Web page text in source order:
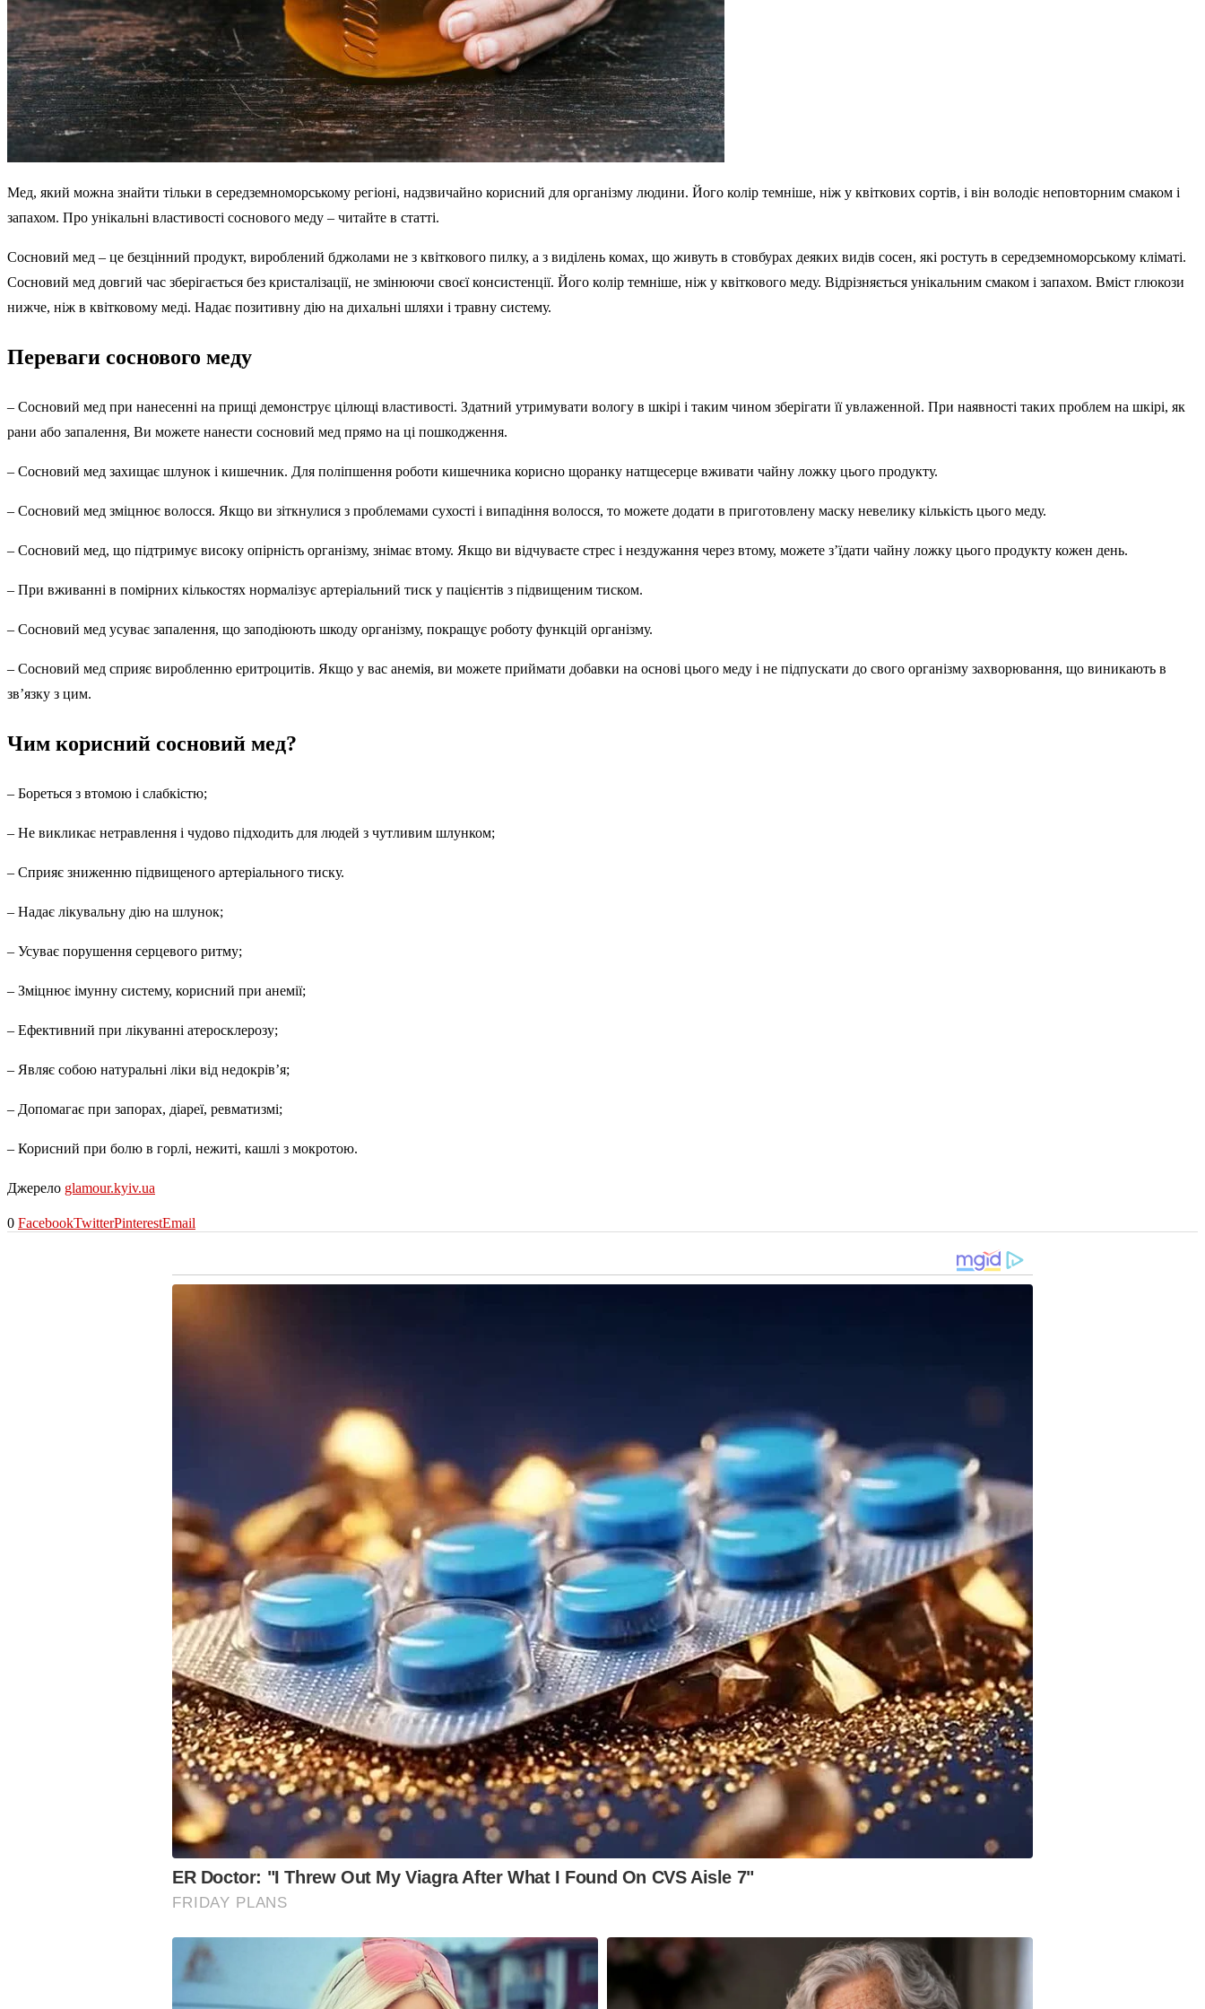
Мед, який можна знайти тільки в середземноморському регіоні, надзвичайно корисний для організму людини. Його колір темніше, ніж у квіткових сортів, і він володіє неповторним смаком і
запахом. Про унікальні властивості соснового меду – читайте в статті.
Сосновий мед – це безцінний продукт, вироблений бджолами не з квіткового пилку, а з виділень комах, що живуть в стовбурах деяких видів сосен, які ростуть в середземноморському кліматі.
Сосновий мед довгий час зберігається без кристалізації, не змінюючи своєї консистенції. Його колір темніше, ніж у квіткового меду. Відрізняється унікальним смаком і запахом. Вміст глюкози
нижче, ніж в квітковому меді. Надає позитивну дію на дихальні шляхи і травну систему.
Переваги соснового меду
– Сосновий мед при нанесенні на прищі демонструє цілющі властивості. Здатний утримувати вологу в шкірі і таким чином зберігати її увлаженной. При наявності таких проблем на шкірі, як
рани або запалення, Ви можете нанести сосновий мед прямо на ці пошкодження.
– Сосновий мед захищає шлунок і кишечник. Для поліпшення роботи кишечника корисно щоранку натщесерце вживати чайну ложку цього продукту.
– Сосновий мед зміцнює волосся. Якщо ви зіткнулися з проблемами сухості і випадіння волосся, то можете додати в приготовлену маску невелику кількість цього меду.
– Сосновий мед, що підтримує високу опірність організму, знімає втому. Якщо ви відчуваєте стрес і нездужання через втому, можете з’їдати чайну ложку цього продукту кожен день.
– При вживанні в помірних кількостях нормалізує артеріальний тиск у пацієнтів з підвищеним тиском.
– Сосновий мед усуває запалення, що заподіюють шкоду організму, покращує роботу функцій організму.
– Сосновий мед сприяє виробленню еритроцитів. Якщо у вас анемія, ви можете приймати добавки на основі цього меду і не підпускати до свого організму захворювання, що виникають в
зв’язку з цим.
Чим корисний сосновий мед?
– Бореться з втомою і слабкістю;
– Не викликає нетравлення і чудово підходить для людей з чутливим шлунком;
– Сприяє зниженню підвищеного артеріального тиску.
– Надає лікувальну дію на шлунок;
– Усуває порушення серцевого ритму;
– Зміцнює імунну систему, корисний при анемії;
– Ефективний при лікуванні атеросклерозу;
– Являє собою натуральні ліки від недокрів’я;
– Допомагає при запорах, діареї, ревматизмі;
– Корисний при болю в горлі, нежиті, кашлі з мокротою.
Джерело glamour.kyiv.ua
0 FacebookTwitterPinterestEmail